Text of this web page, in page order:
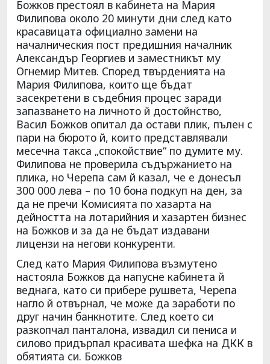
Божков престоял в кабинета на Мария
Филипова около 20 минути дни след като
красавицата официално замени на
началническия пост предишния началник
Александър Георгиев и заместникът му
Огнемир Митев. Според твърденията на
Мария Филипова, които ще бъдат
засекретени в съдебния процес заради
запазването на личното й достойнство,
Васил Божков опитал да остави плик, пълен с
пари на бюрото й, които представлявали
месечна такса „спокойствие“ по думите му.
Филипова не проверила съдържанието на
плика, но Черепа сам й казал, че е донесъл
300 000 лева – по 10 бона подкуп на ден, за
да не пречи Комисията по хазарта на
дейността на лотарийния и хазартен бизнес
на Божков и за да не бъдат издавани
лицензи на негови конкуренти.
След като Мария Филипова възмутено
настояла Божков да напусне кабинета й
веднага, като си прибере рушвета, Черепа
нагло й отвърнал, че може да заработи по
друг начин банкнотите. След което си
разкопчал панталона, извадил си пениса и
силово придърпал красивата шефка на ДКК в
обятията си. Божков